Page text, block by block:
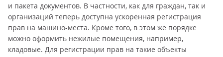
и пакета документов. В частности, как для граждан, так и
организаций теперь доступна ускоренная регистрация
прав на машино-места. Кроме того, в этом же порядке
можно оформить нежилые помещения, например,
кладовые. Для регистрации прав на такие объекты